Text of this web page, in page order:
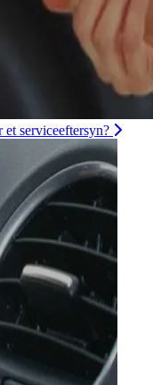
serviceeftersyn?